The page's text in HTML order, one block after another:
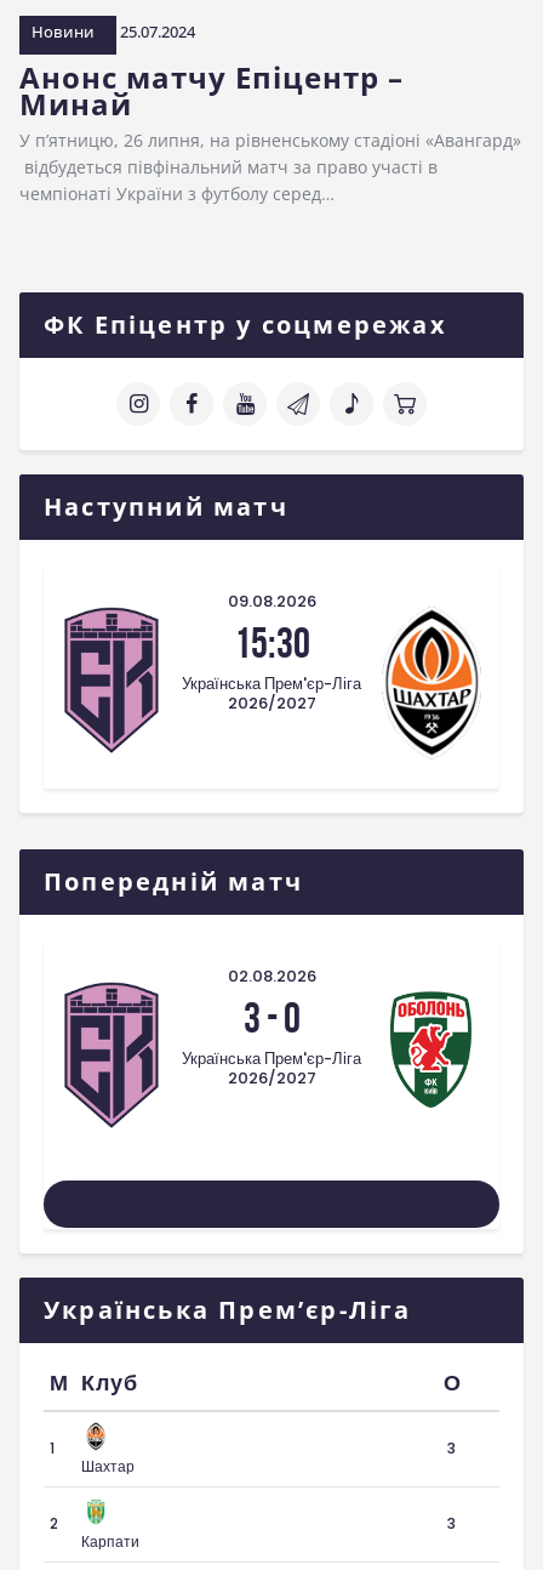
Новини 25.07.2024
Анонс матчу Епіцентр –
Минай
У п’ятницю, 26 липня, на рівненському стадіоні «Авангард»
відбудеться півфінальний матч за право участі в
чемпіонаті України з футболу серед…
ФК Епіцентр у соцмережах
Наступний матч
09.08.2026
15:30
Українська Прем'єр-Ліга
2026/2027
Попередній матч
02.08.2026
3-0
Українська Прем'єр-Ліга
2026/2027
Українська Прем’єр-Ліга
М Клуб О
1
Шахтар
3
2
Карпати
3